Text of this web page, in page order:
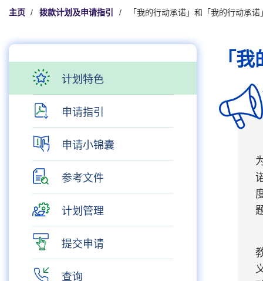
主页 / 拨款计划及申请指引 / 「我的行动承诺」和「我的行动承
计划特色
申请指引
申请小锦囊
参考文件
计划管理
提交申请
查询
「